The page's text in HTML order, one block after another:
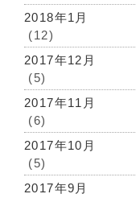
2018年1月
(12)
2017年12月
(5)
2017年11月
(6)
2017年10月
(5)
2017年9月